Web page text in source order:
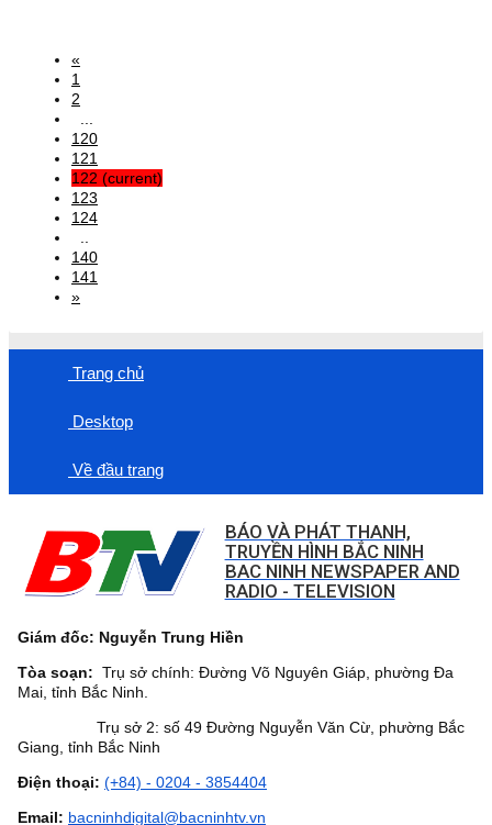
«
1
2
120
121
122 (current)
123
124
140
141
»
Trang chủ
Desktop
Về đầu trang
BÁO VÀ PHÁT THANH,
TRUYỀN HÌNH BẮC NINH
BAC NINH NEWSPAPER AND
RADIO - TELEVISION
Giám đốc: Nguyễn Trung Hiền
Tòa soạn: Trụ sở chính: Đường Võ Nguyên Giáp, phường Đa
Mai, tỉnh Bắc Ninh.
Trụ sở 2: số 49 Đường Nguyễn Văn Cừ, phường Bắc
Giang, tỉnh Bắc Ninh
Điện thoại: (+84) - 0204 - 3854404
Email: bacninhdigital@bacninhtv.vn